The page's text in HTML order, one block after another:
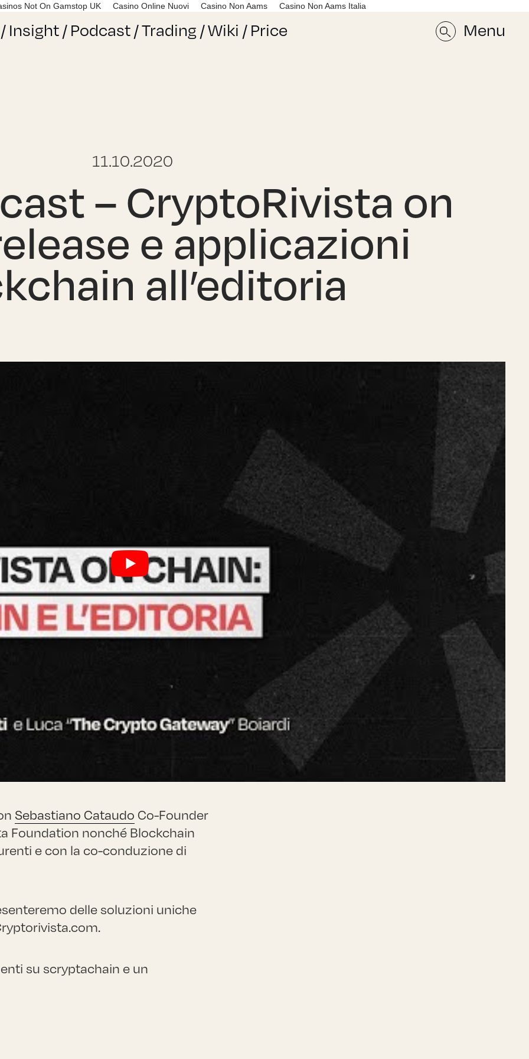
Not On Gamstop UK Casino Online Nuovi Casino Non Aams Casino Non Aams Italia
Menu
/Insight/Podcast/Trading/Wiki /Price
11.10.2020
– CryptoRivista on
e applicazioni
all’editoria
Sebastiano CataudoCo-Founder
Foundation nonché Blockchain
e con la co-conduzione di
delle soluzioni uniche
su scryptachain e un